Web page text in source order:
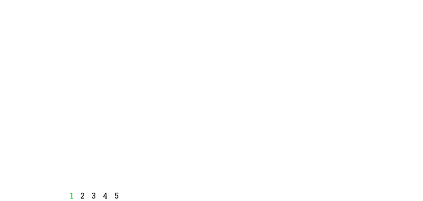
1 2 3 4 5